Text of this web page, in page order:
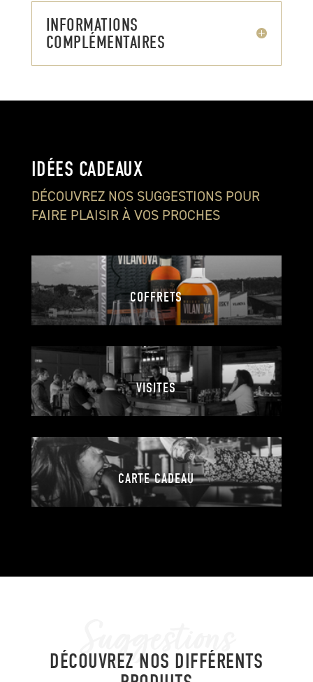
INFORMATIONS
COMPLÉMENTAIRES
IDÉES CADEAUX
DÉCOUVREZ NOS SUGGESTIONS POUR
FAIRE PLAISIR À VOS PROCHES
COFFRETS
VISITES
CARTE CADEAU
Suggestions
DÉCOUVREZ NOS DIFFÉRENTS